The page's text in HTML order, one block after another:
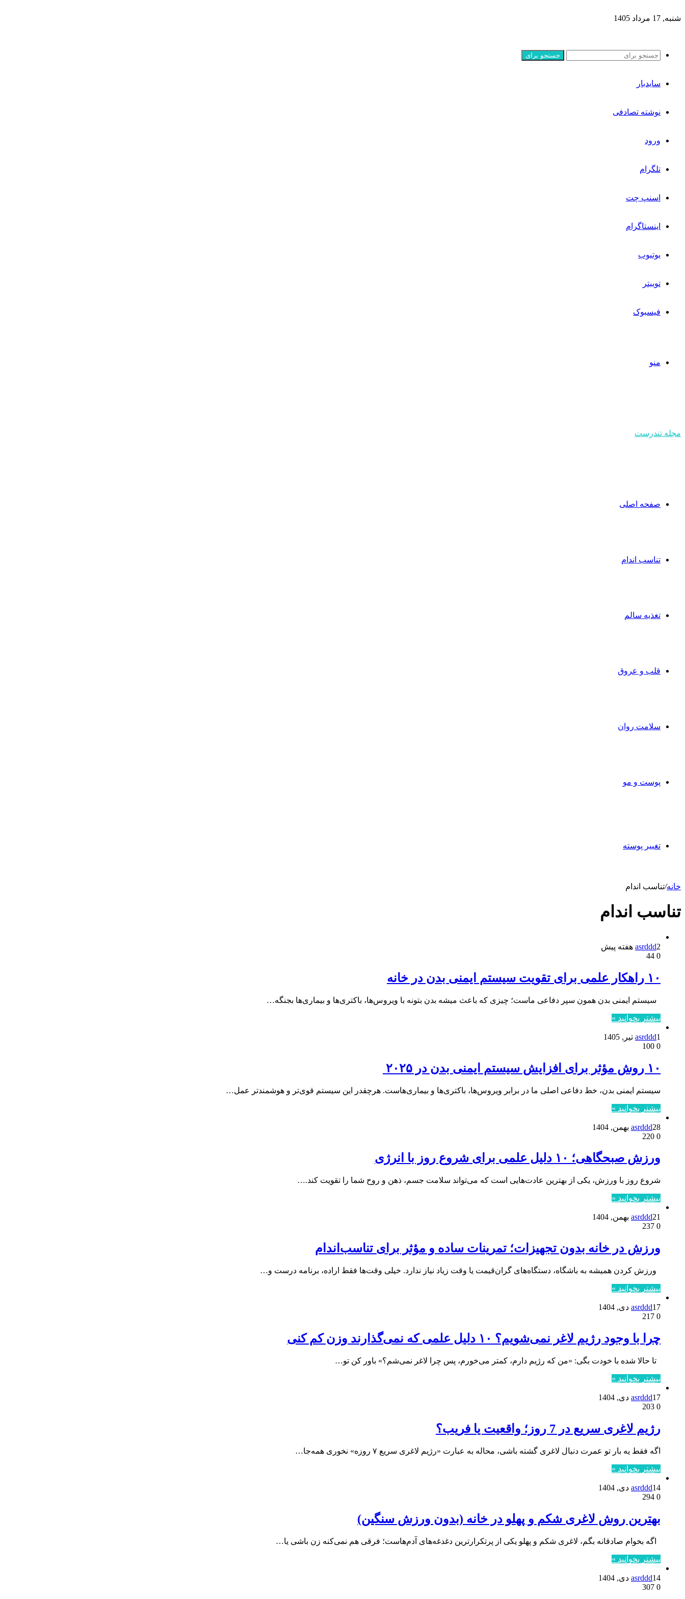
شنبه, 17 مرداد 1405
جستجو برای
سایدبار
نوشته تصادفی
ورود
تلگرام
اسنپ چت
اینستاگرام
یوتیوب
توییتر
فیسبوک
منو
مجله تندرست
صفحه اصلی
تناسب اندام
تغذیه سالم
قلب و عروق
سلامت روان
پوست و مو
تغییر پوسته
خانه/تناسب اندام
تناسب اندام
asrddd2 هفته پیش
0
۱۰ راهکار علمی برای تقویت سیستم ایمنی بدن در خانه
سیستم ایمنی بدن همون سپر دفاعی ماست؛ چیزی که باعث میشه بدن بتونه با ویروس‌ها، باکتری‌ها و بیماری‌ها بجنگه…
بیشتر بخوانید »
asrddd1 تیر, 1405
0
۱۰ روش مؤثر برای افزایش سیستم ایمنی بدن در ۲۰۲۵
سیستم ایمنی بدن، خط دفاعی اصلی ما در برابر ویروس‌ها، باکتری‌ها و بیماری‌هاست. هرچقدر این سیستم قوی‌تر و هوشمندتر عمل…
بیشتر بخوانید »
asrddd28 بهمن, 1404
0
ورزش صبحگاهی؛ ۱۰ دلیل علمی برای شروع روز با انرژی
شروع روز با ورزش، یکی از بهترین عادت‌هایی است که می‌تواند سلامت جسم، ذهن و روح شما را تقویت کند.…
بیشتر بخوانید »
asrddd21 بهمن, 1404
0
ورزش در خانه بدون تجهیزات؛ تمرینات ساده و مؤثر برای تناسب‌اندام
ورزش کردن همیشه به باشگاه، دستگاه‌های گران‌قیمت یا وقت زیاد نیاز ندارد. خیلی وقت‌ها فقط اراده، برنامه درست و…
بیشتر بخوانید »
asrddd17 دی, 1404
0
چرا با وجود رژیم لاغر نمی‌شویم؟ ۱۰ دلیل علمی که نمی‌گذارند وزن کم کنی
تا حالا شده با خودت بگی: «من که رژیم دارم، کمتر می‌خورم، پس چرا لاغر نمی‌شم؟» باور کن تو…
بیشتر بخوانید »
asrddd17 دی, 1404
0
رژیم لاغری سریع در 7 روز؛ واقعیت یا فریب؟
اگه فقط یه بار تو عمرت دنبال لاغری گشته باشی، محاله به عبارت «رژیم لاغری سریع ۷ روزه» نخوری همه‌جا…
بیشتر بخوانید »
asrddd14 دی, 1404
0
بهترین روش لاغری شکم و پهلو در خانه (بدون ورزش سنگین)
اگه بخوام صادقانه بگم، لاغری شکم و پهلو یکی از پرتکرارترین دغدغه‌های آدم‌هاست؛ فرقی هم نمی‌کنه زن باشی یا…
بیشتر بخوانید »
asrddd14 دی, 1404
0